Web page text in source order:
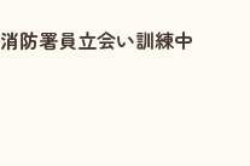
消防署員立会い訓練中